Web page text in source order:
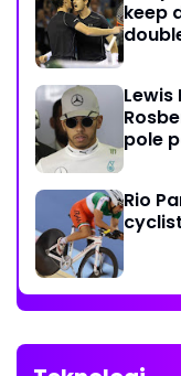
keep
pole
Rio